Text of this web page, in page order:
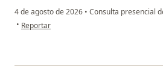
4 de agosto de 2026 • Consulta presencial
• en opinión del usuario Fernando Villamizar
Reportar